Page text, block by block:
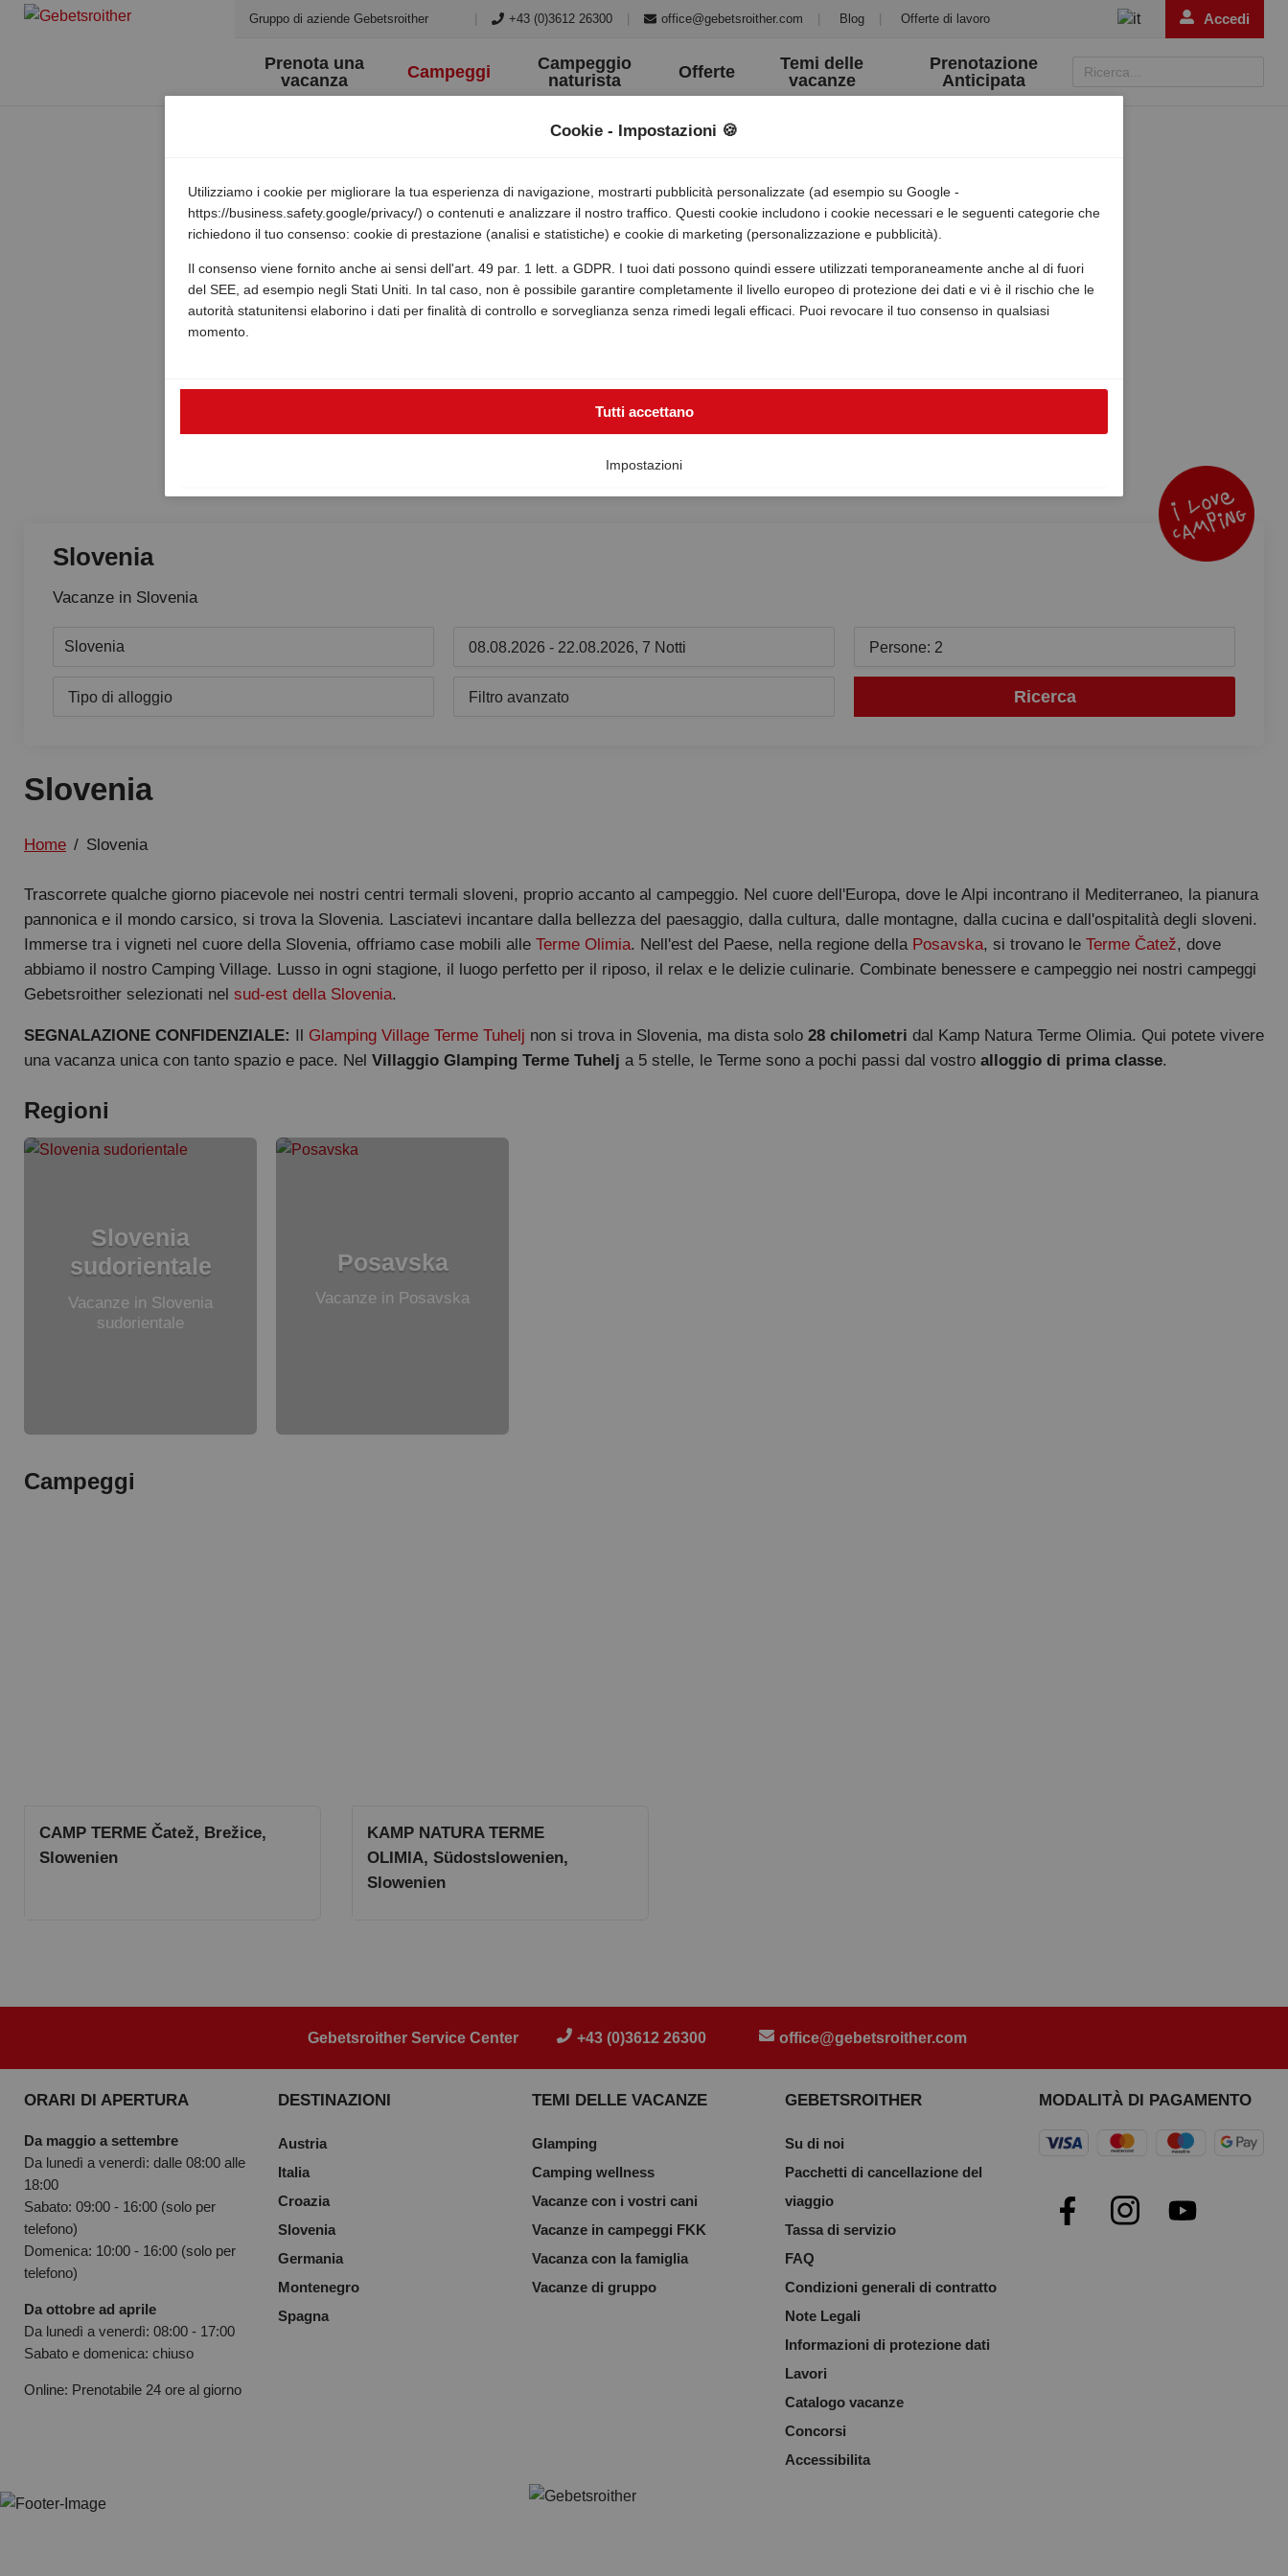
Gruppo di aziende Gebetsroither | +43 (0)3612 26300 | office@gebetsroither.com | Blog | Offerte di lavoro Accedi
Prenota una
vacanza
Campeggi
Campeggio
naturista
Offerte
Temi delle
vacanze
Prenotazione
Anticipata
Ricerca...
Slovenia
Vacanze in Slovenia
08.08.2026 - 22.08.2026, 7 Notti Persone: 2
Tipo di alloggio Filtro avanzato Ricerca
Slovenia
Home / Slovenia
Trascorrete qualche giorno piacevole nei nostri centri termali sloveni, proprio accanto al campeggio. Nel cuore dell'Europa, dove le Alpi incontrano il Mediterraneo, la pianura
pannonica e il mondo carsico, si trova la Slovenia. Lasciatevi incantare dalla bellezza del paesaggio, dalla cultura, dalle montagne, dalla cucina e dall'ospitalità degli sloveni.
Immerse tra i vigneti nel cuore della Slovenia, offriamo case mobili alle Terme Olimia. Nell'est del Paese, nella regione della Posavska, si trovano le Terme Čatež, dove
abbiamo il nostro Camping Village. Lusso in ogni stagione, il luogo perfetto per il riposo, il relax e le delizie culinarie. Combinate benessere e campeggio nei nostri campeggi
Gebetsroither selezionati nel sud-est della Slovenia.
SEGNALAZIONE CONFIDENZIALE: Il Glamping Village Terme Tuhelj non si trova in Slovenia, ma dista solo 28 chilometri dal Kamp Natura Terme Olimia. Qui potete vivere
una vacanza unica con tanto spazio e pace. Nel Villaggio Glamping Terme Tuhelj a 5 stelle, le Terme sono a pochi passi dal vostro alloggio di prima classe.
Regioni
Slovenia
sudorientale
Vacanze in Slovenia
sudorientale
Posavska
Vacanze in Posavska
Campeggi
CAMP TERME Čatež, Brežice,
Slowenien
KAMP NATURA TERME
OLIMIA, Südostslowenien,
Slowenien
Gebetsroither Service Center +43 (0)3612 26300 office@gebetsroither.com
ORARI DI APERTURA
Da maggio a settembre
Da lunedì a venerdì: dalle 08:00 alle
18:00
Sabato: 09:00 - 16:00 (solo per
telefono)
Domenica: 10:00 - 16:00 (solo per
telefono)
Da ottobre ad aprile
Da lunedì a venerdì: 08:00 - 17:00
Sabato e domenica: chiuso
Online: Prenotabile 24 ore al giorno
DESTINAZIONI
Austria
Italia
Croazia
Slovenia
Germania
Montenegro
Spagna
TEMI DELLE VACANZE
Glamping
Camping wellness
Vacanze con i vostri cani
Vacanze in campeggi FKK
Vacanza con la famiglia
Vacanze di gruppo
GEBETSROITHER
Su di noi
Pacchetti di cancellazione del
viaggio
Tassa di servizio
FAQ
Condizioni generali di contratto
Note Legali
Informazioni di protezione dati
Lavori
Catalogo vacanze
Concorsi
Accessibilita
MODALITÀ DI PAGAMENTO
Cookie - Impostazioni 🍪
Utilizziamo i cookie per migliorare la tua esperienza di navigazione, mostrarti pubblicità personalizzate (ad esempio su Google -
https://business.safety.google/privacy/) o contenuti e analizzare il nostro traffico. Questi cookie includono i cookie necessari e le seguenti categorie che
richiedono il tuo consenso: cookie di prestazione (analisi e statistiche) e cookie di marketing (personalizzazione e pubblicità).
Il consenso viene fornito anche ai sensi dell'art. 49 par. 1 lett. a GDPR. I tuoi dati possono quindi essere utilizzati temporaneamente anche al di fuori
del SEE, ad esempio negli Stati Uniti. In tal caso, non è possibile garantire completamente il livello europeo di protezione dei dati e vi è il rischio che le
autorità statunitensi elaborino i dati per finalità di controllo e sorveglianza senza rimedi legali efficaci. Puoi revocare il tuo consenso in qualsiasi
momento.
Impostazioni
Tutti accettano